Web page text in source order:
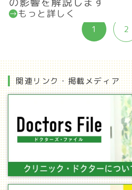
もっと詳しく
1 2
関連リンク・掲載メディア